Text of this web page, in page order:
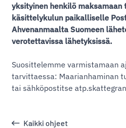
Kaikki ohjeet
yksityinen henkilö maksamaan
käsittelykulun paikalliselle
Ahvenanmaalta Suomeen
verotettavissa lähetyksissä.
Suosittelemme varmistamaan
tarvittaessa: Maarianhaminan
tai sähköpostitse